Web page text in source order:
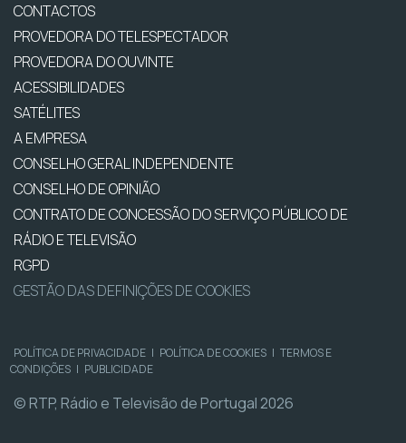
CONTACTOS
PROVEDORA DO TELESPECTADOR
PROVEDORA DO OUVINTE
ACESSIBILIDADES
SATÉLITES
A EMPRESA
CONSELHO GERAL INDEPENDENTE
CONSELHO DE OPINIÃO
CONTRATO DE CONCESSÃO DO SERVIÇO PÚBLICO DE
RÁDIO E TELEVISÃO
RGPD
GESTÃO DAS DEFINIÇÕES DE COOKIES
POLÍTICA DE PRIVACIDADE | POLÍTICA DE COOKIES | TERMOS E
CONDIÇÕES | PUBLICIDADE
© RTP, Rádio e Televisão de Portugal 2026